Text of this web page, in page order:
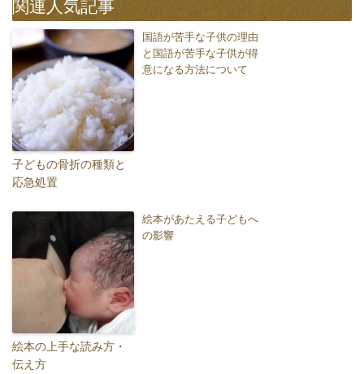
関連人気記事
子どもの骨折の種類と
応急処置
国語が苦手な子供の理由
と国語が苦手な子供が得
意になる方法について
絵本の上手な読み方・
伝え方
絵本があたえる子どもへ
の影響